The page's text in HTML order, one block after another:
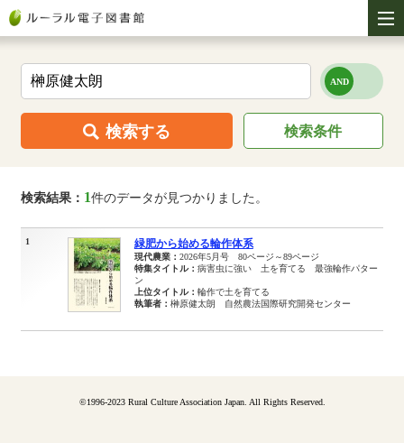
検索する 検索条件
検索結果： 1件のデータが見つかりました。
1 緑肥から始める輪作体系
現代農業： 2026年5月号 80ページ～89ページ
特集タイトル： 病害虫に強い 土を育てる 最強輪作パター
ン
上位タイトル： 輪作で土を育てる
執筆者： 榊原健太朗 自然農法国際研究開発センター
©1996-2023 Rural Culture Association Japan. All Rights Reserved.